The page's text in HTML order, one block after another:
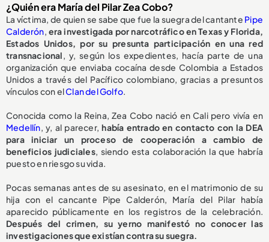
¿Quién era María del Pilar Zea Cobo?
La víctima, de quien se sabe que fue la suegra del cantante Pipe
Calderón, era investigada por narcotráfico en Texas y Florida,
Estados Unidos, por su presunta participación en una red
transnacional, y, según los expedientes, hacía parte de una
organización que enviaba cocaína desde Colombia a Estados
Unidos a través del Pacífico colombiano, gracias a presuntos
vínculos con elClan del Golfo.
Conocida como la Reina, Zea Cobo nació en Cali pero vivía en
Medellín, y, al parecer,había entrado en contacto con la DEA
para iniciar un proceso de cooperación a cambio de
beneficios judiciales, siendo esta colaboración la que habría
puesto en riesgo su vida.
Pocas semanas antes de su asesinato, en el matrimonio de su
hija con el cancante Pipe Calderón, María del Pilar había
aparecido públicamente en los registros de la celebración.
Después del crimen, su yerno manifestó no conocer las
investigaciones que existían contra su suegra.